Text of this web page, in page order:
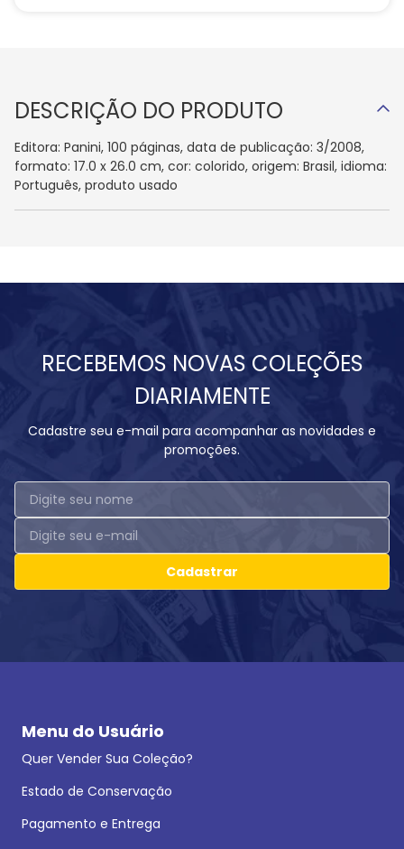
DESCRIÇÃO DO PRODUTO
Editora: Panini, 100 páginas, data de publicação: 3/2008,
formato: 17.0 x 26.0 cm, cor: colorido, origem: Brasil, idioma:
Português, produto usado
RECEBEMOS NOVAS COLEÇÕES
DIARIAMENTE
Cadastre seu e-mail para acompanhar as novidades e
promoções.
Cadastrar
Menu do Usuário
Quer Vender Sua Coleção?
Estado de Conservação
Pagamento e Entrega